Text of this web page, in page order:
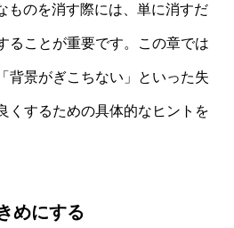
ものを消す際には、単に消すだ
ることが重要です。この章では
背景がぎこちない」といった失
くするための具体的なヒントを
めにする